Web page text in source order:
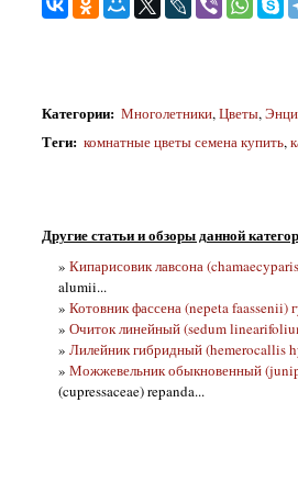
Категории: Многолетники,Цветы,
Теги: комнатные цветы семена купить,
Другие статьи и обзоры данной
» Кипарисовик лавсона
alumii...
» Котовник фассена (nepeta
» Очиток линейный (sedum
» Лилейник гибридный (hemerocallis
» Можжевельник обыкновенный
(cupressaceae) repanda...